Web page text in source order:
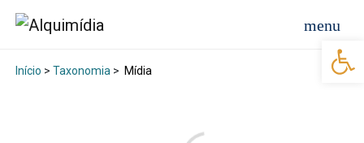
Início > Taxonomia > Mídia